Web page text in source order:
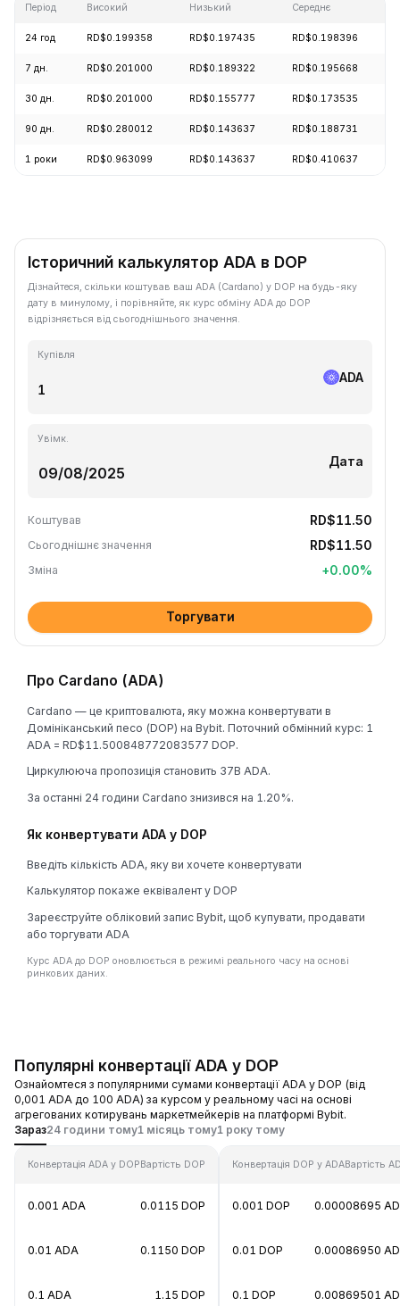
Період Високий Низький Середнє
24 год RD$0.199358 RD$0.197435 RD$0.198396
7 дн. RD$0.201000 RD$0.189322 RD$0.195668
30 дн. RD$0.201000 RD$0.155777 RD$0.173535
90 дн. RD$0.280012 RD$0.143637 RD$0.188731
1 роки RD$0.963099 RD$0.143637 RD$0.410637
Історичний калькулятор ADA в DOP
Дізнайтеся, скільки коштував ваш ADA (Cardano) у DOP на будь-яку
дату в минулому, і порівняйте, як курс обміну ADA до DOP
відрізняється від сьогоднішнього значення.
Купівля
ADA
Увімк.
Дата
Коштував RD$11.50
Сьогоднішнє значення RD$11.50
Зміна +0.00%
Торгувати
Про Cardano (ADA)
Cardano — це криптовалюта, яку можна конвертувати в
Домініканський песо (DOP) на Bybit. Поточний обмінний курс: 1
ADA = RD$11.500848772083577 DOP.
Циркулююча пропозиція становить 37B ADA.
За останні 24 години Cardano знизився на 1.20%.
Як конвертувати ADA у DOP
Введіть кількість ADA, яку ви хочете конвертувати
Калькулятор покаже еквівалент у DOP
Зареєструйте обліковий запис Bybit, щоб купувати, продавати
або торгувати ADA
Курс ADA до DOP оновлюється в режимі реального часу на основі
ринкових даних.
Популярні конвертації ADA у DOP
Ознайомтеся з популярними сумами конвертації ADA у DOP (від
0,001 ADA до 100 ADA) за курсом у реальному часі на основі
агрегованих котирувань маркетмейкерів на платформі Bybit.
Зараз24 години тому1 місяць тому1 року тому
Конвертація ADA у DOPВартість DOP
0.001 ADA 0.0115 DOP
0.01 ADA 0.1150 DOP
0.1 ADA 1.15 DOP
Конвертація DOP у ADAВартість
0.001 DOP 0.00008695
0.01 DOP 0.00086950
0.1 DOP 0.00869501